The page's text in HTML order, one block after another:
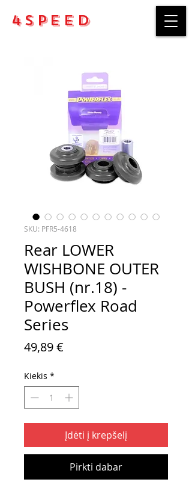
4Speed
SKU: PFR5-4618
Rear LOWER
WISHBONE OUTER
BUSH (nr.18) -
Powerflex Road
Series
49,89 €
Kiekis *
Įdėti į krepšelį
Pirkti dabar